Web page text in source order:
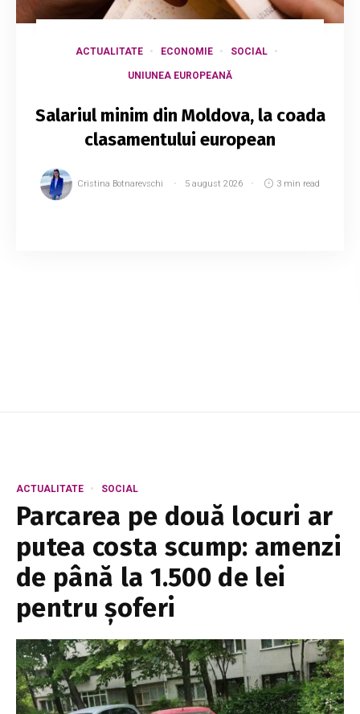
ACTUALITATE ECONOMIE SOCIAL
UNIUNEA EUROPEANĂ
Salariul minim din Moldova, la coada
clasamentului european
Cristina Botnarevschi 5 august 2026 3 min read
ACTUALITATE SOCIAL
Parcarea pe două locuri ar
putea costa scump: amenzi
de până la 1.500 de lei
pentru șoferi